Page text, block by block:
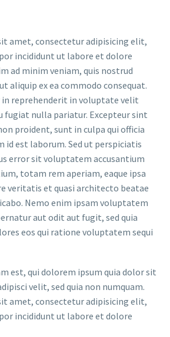
amet, consectetur adipisicing elit,
incididunt ut labore et dolore
ad minim veniam, quis nostrud
aliquip ex ea commodo consequat.
in reprehenderit in voluptate velit
fugiat nulla pariatur. Excepteur sint
proident, sunt in culpa qui officia
est laborum. Sed ut perspiciatis
error sit voluptatem accusantium
totam rem aperiam, eaque ipsa
veritatis et quasi architecto beatae
Nemo enim ipsam voluptatem
aut odit aut fugit, sed quia
eos qui ratione voluptatem sequi
est, qui dolorem ipsum quia dolor sit
velit, sed quia non numquam.
amet, consectetur adipisicing elit,
incididunt ut labore et dolore